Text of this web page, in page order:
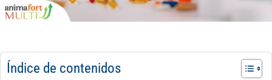
Índice de contenidos